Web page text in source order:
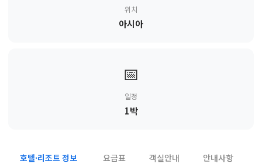
위치
아시아
📅
일정
1박
호텔·리조트 정보 요금표 객실안내 안내사항